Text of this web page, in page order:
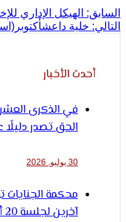
الهيكل الإداري للإخوان (
داعشأكتوبر(استئناف
الأخبار
في الذكرى العشرين
الحق تصدر دليلًا عمليًا
آخرين لجلسة 20 أكتوبر 2026